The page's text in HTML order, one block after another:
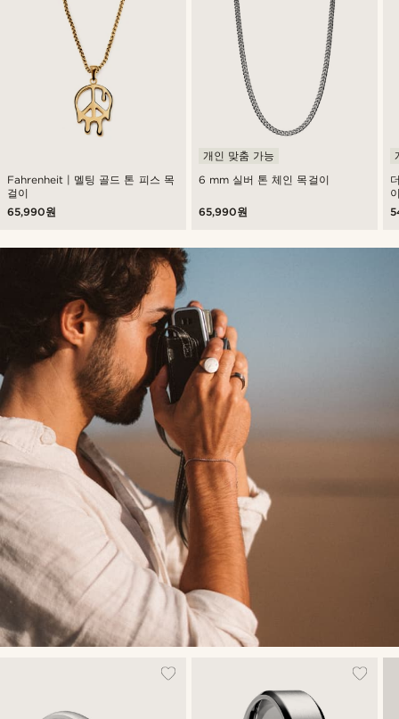
Fahrenheit | 멜팅 골드 톤 피스 목
걸이
65,990원
6 mm 실버 톤 체인 목걸이
개인 맞춤 가능
65,990원